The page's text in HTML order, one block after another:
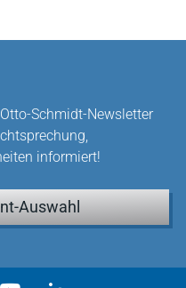
Schmidt-Newsletter
informiert!
Auswahl